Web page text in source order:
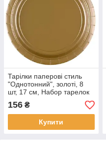
Тарілки паперові стиль
"Однотонний", золоті, 8
шт, 17 см, Набор тарелок
"Золото" 3502-0114
156 ₴
Купити